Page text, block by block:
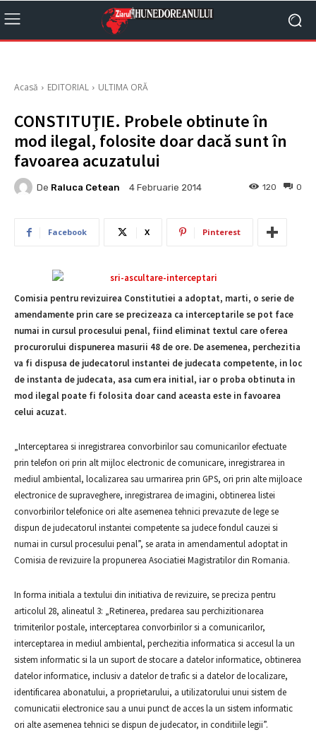
Acasă EDITORIAL ULTIMA ORĂ
CONSTITUŢIE. Probele obtinute în
mod ilegal, folosite doar dacă sunt în
favoarea acuzatului
De Raluca Cetean 4 Februarie 2014 0
120
Facebook X Pinterest
Comisia pentru revizuirea Constitutiei a adoptat, marti, o serie de
amendamente prin care se precizeaza ca interceptarile se pot face
numai in cursul procesului penal, fiind eliminat textul care oferea
procurorului dispunerea masurii 48 de ore. De asemenea, perchezitia
va fi dispusa de judecatorul instantei de judecata competente, in loc
de instanta de judecata, asa cum era initial, iar o proba obtinuta in
mod ilegal poate fi folosita doar cand aceasta este in favoarea
celui acuzat.
„Interceptarea si inregistrarea convorbirilor sau comunicarilor efectuate
prin telefon ori prin alt mijloc electronic de comunicare, inregistrarea in
mediul ambiental, localizarea sau urmarirea prin GPS, ori prin alte mijloace
electronice de supraveghere, inregistrarea de imagini, obtinerea listei
convorbirilor telefonice ori alte asemenea tehnici prevazute de lege se
dispun de judecatorul instantei competente sa judece fondul cauzei si
numai in cursul procesului penal”, se arata in amendamentul adoptat in
Comisia de revizuire la propunerea Asociatiei Magistratilor din Romania.
In forma initiala a textului din initiativa de revizuire, se preciza pentru
articolul 28, alineatul 3: „Retinerea, predarea sau perchizitionarea
trimiterilor postale, interceptarea convorbirilor si a comunicarilor,
interceptarea in mediul ambiental, perchezitia informatica si accesul la un
sistem informatic si la un suport de stocare a datelor informatice, obtinerea
datelor informatice, inclusiv a datelor de trafic si a datelor de localizare,
identificarea abonatului, a proprietarului, a utilizatorului unui sistem de
comunicatii electronice sau a unui punct de acces la un sistem informatic
ori alte asemenea tehnici se dispun de judecator, in conditiile legii”.